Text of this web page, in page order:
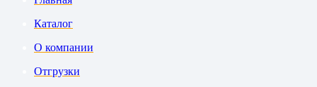
Каталог
О компании
Отгрузки